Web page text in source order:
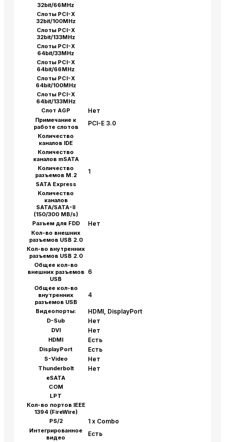
32bit/66MHz
Слоты PCI-X
32bit/100MHz
Слоты PCI-X
32bit/133MHz
Слоты PCI-X
64bit/33MHz
Слоты PCI-X
64bit/66MHz
Слоты PCI-X
64bit/100MHz
Слоты PCI-X
64bit/133MHz
Слот AGP
Нет
Примечание к
работе слотов
PCI-E 3.0
Количество
каналов IDE
Количество
каналов mSATA
Количество
разъемов M.2
1
SATA Express
Количество
каналов
SATA/SATA-II
(150/300 MB/s)
Разъем для FDD
Нет
Кол-во внешних
разъемов USB 2.0
Кол-во внутренних
разъемов USB 2.0
Общее кол-во
внешних разъемов
USB
6
Общее кол-во
внутренних
разъемов USB
4
Видеопорты: HDMI, DisplayPort
D-Sub Нет
DVI Нет
HDMI Есть
DisplayPort Есть
S-Video Нет
Thunderbolt Нет
eSATA
COM
LPT
Кол-во портов IEEE
1394 (FireWire)
PS/2
1 x Combo
Интегрированное
видео
Есть